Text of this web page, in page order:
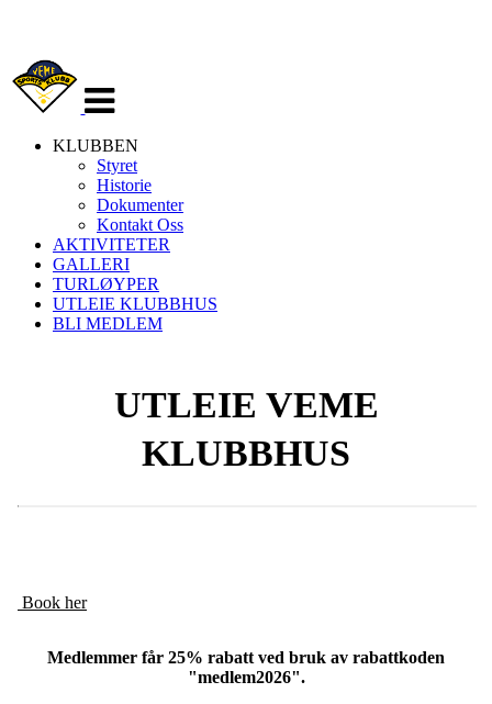
navigasjon
KLUBBEN
Styret
Historie
Dokumenter
Kontakt Oss
AKTIVITETER
GALLERI
TURLØYPER
UTLEIE KLUBBHUS
BLI MEDLEM
UTLEIE VEME
KLUBBHUS
Book her
Medlemmer får 25% rabatt ved bruk av rabattkoden
"medlem2026".